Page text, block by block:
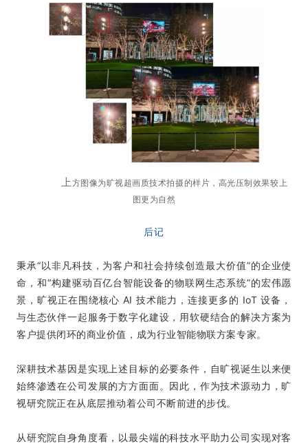
上方图像为旷视超画质技术拍摄的样片，高光压制效果较上
图更为自然
后记
秉承“以非凡科技，为客户和社会持续创造最大价值”的企业使
命，和“构建驱动百亿台智能设备的物联网生态系统”的宏伟愿
景，旷视正在围绕核心 AI 技术能力，连接更多的 IoT 设备，
与生态伙伴一起服务于数字化建设，用软硬结合的解决方案为
客户提供闭环的商业价值，成为行业智能物联方案专家。
深耕技术基因是实现上述目标的必要条件，自旷视诞生以来便
始终渗透在公司发展的方方面面。因此，作为技术源动力，旷
视研究院正在从底层推动着公司不断前进的步伐。
从研究院自身角度看，以最尖端的科技水平助力公司实现对客